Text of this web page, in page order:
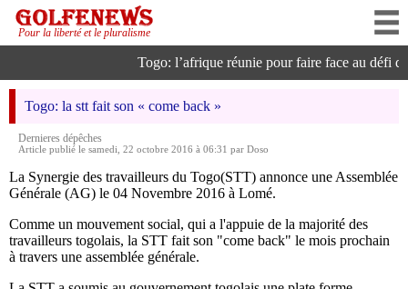
Pour la liberté et le pluralisme
Togo: l’afrique réunie pour faire face au défi
Togo: la stt fait son « come back »
Dernieres dépêches
Article publié le samedi, 22 octobre 2016 à 06:31 par Doso
La Synergie des travailleurs du Togo(STT) annonce une Assemblée
Générale (AG) le 04 Novembre 2016 à Lomé.
Comme un mouvement social, qui a l'appuie de la majorité des
travailleurs togolais, la STT fait son "come back" le mois prochain
à travers une assemblée générale.